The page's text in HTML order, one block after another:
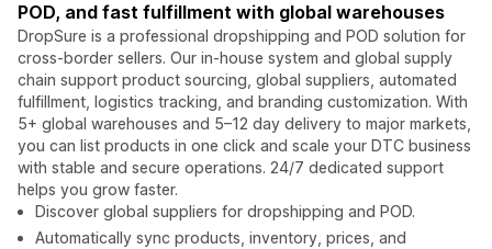
POD, and fast fulfillment with global warehouses
DropSure is a professional dropshipping and POD solution for
cross-border sellers. Our in-house system and global supply
chain support product sourcing, global suppliers, automated
fulfillment, logistics tracking, and branding customization. With
5+ global warehouses and 5–12 day delivery to major markets,
you can list products in one click and scale your DTC business
with stable and secure operations. 24/7 dedicated support
helps you grow faster.
Discover global suppliers for dropshipping and POD.
Automatically sync products, inventory, prices, and